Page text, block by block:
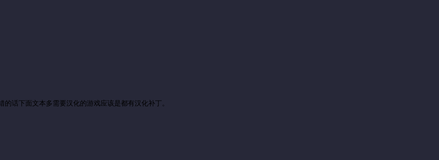
话下面文本多需要汉化的游戏应该是都有汉化补丁。